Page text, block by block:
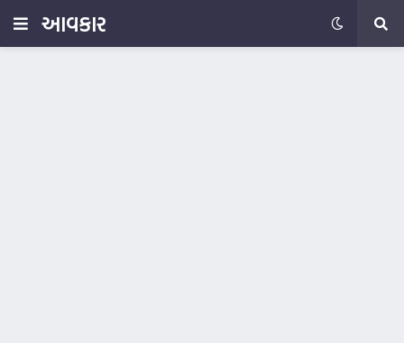
આવકાર